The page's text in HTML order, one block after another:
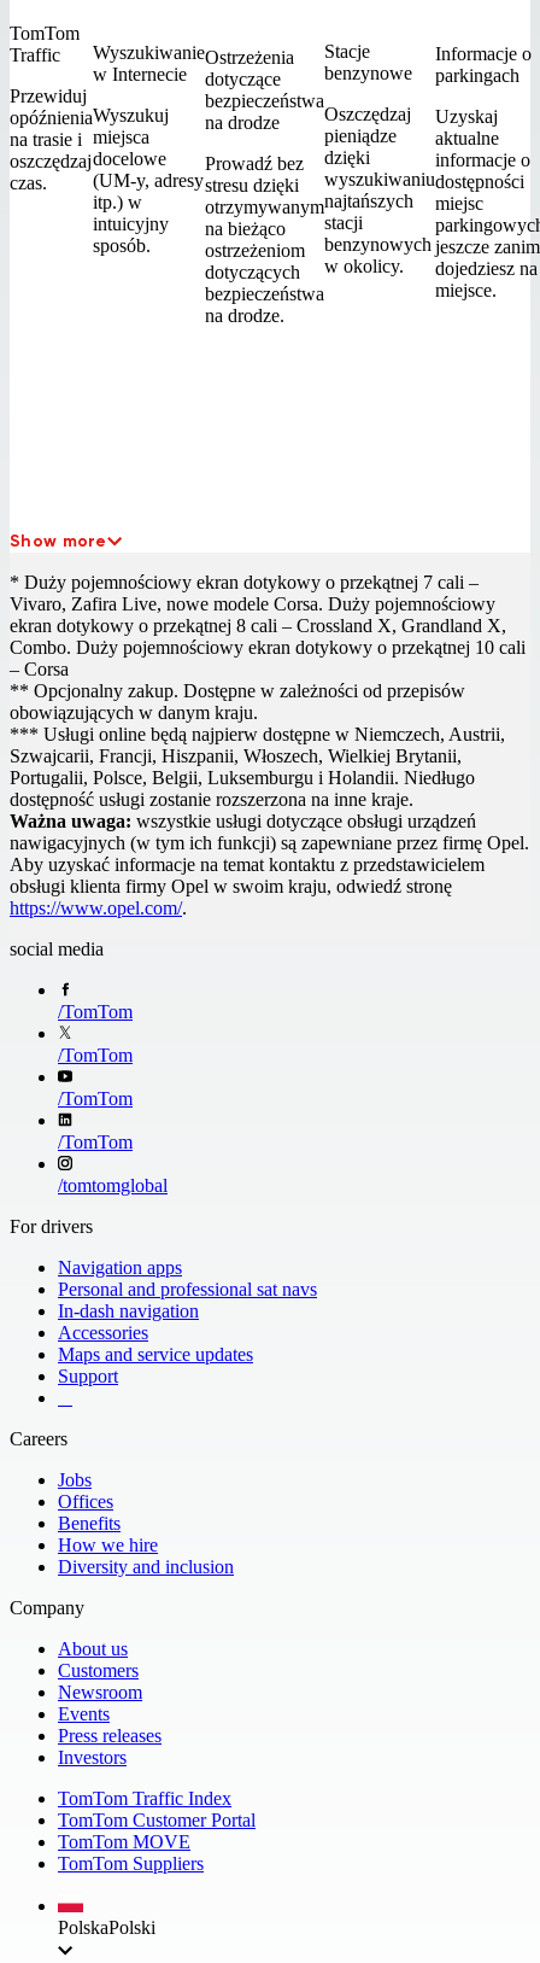
TomTom
Traffic
Przewiduj
opóźnienia
na trasie i
oszczędzaj
czas.
Wyszukiwanie
w Internecie
Wyszukuj
miejsca
docelowe
(UM-y, adresy
itp.) w
intuicyjny
sposób.
Ostrzeżenia
dotyczące
bezpieczeństwa
na drodze
Prowadź bez
stresu dzięki
otrzymywanym
na bieżąco
ostrzeżeniom
dotyczących
bezpieczeństwa
na drodze.
Stacje
benzynowe
Oszczędzaj
pieniądze
dzięki
wyszukiwaniu
najtańszych
stacji
benzynowych
w okolicy.
Informacje o
parkingach
Uzyskaj
aktualne
informacje o
dostępności
miejsc
jeszcze zanim
dojedziesz na
miejsce.
Rozszerzony pasek trasy
Szybko przewiń pasek trasy w górę
lub w dół, aby zobaczyć drogę przed
sobą.
Show more
* Duży pojemnościowy ekran dotykowy o przekątnej 7 cali –
Vivaro, Zafira Live, nowe modele Corsa. Duży pojemnościowy
ekran dotykowy o przekątnej 8 cali – Crossland X, Grandland X,
Combo. Duży pojemnościowy ekran dotykowy o przekątnej 10 cali
– Corsa
** Opcjonalny zakup. Dostępne w zależności od przepisów
obowiązujących w danym kraju.
*** Usługi online będą najpierw dostępne w Niemczech, Austrii,
Szwajcarii, Francji, Hiszpanii, Włoszech, Wielkiej Brytanii,
Portugalii, Polsce, Belgii, Luksemburgu i Holandii. Niedługo
dostępność usługi zostanie rozszerzona na inne kraje.
Ważna uwaga: wszystkie usługi dotyczące obsługi urządzeń
nawigacyjnych (w tym ich funkcji) są zapewniane przez firmę Opel.
Aby uzyskać informacje na temat kontaktu z przedstawicielem
obsługi klienta firmy Opel w swoim kraju, odwiedź stronę
https://www.opel.com/.
social media
/TomTom
/TomTom
/TomTom
/TomTom
/tomtomglobal
For drivers
Navigation apps
Personal and professional sat navs
In-dash navigation
Accessories
Maps and service updates
Support
Careers
Jobs
Offices
Benefits
How we hire
Diversity and inclusion
Company
About us
Customers
Newsroom
Events
Press releases
Investors
TomTom Traffic Index
TomTom Customer Portal
TomTom MOVE
TomTom Suppliers
PolskaPolski